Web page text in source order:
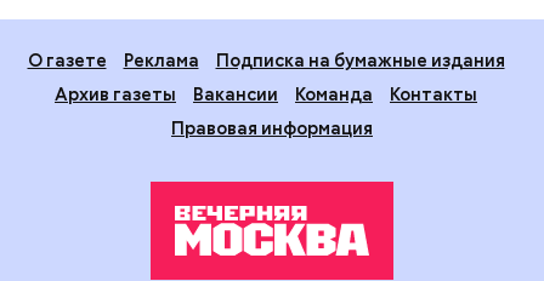
О газете Реклама
Подписка на бумажные издания
Архив газеты
Вакансии Команда
Контакты
Правовая информация